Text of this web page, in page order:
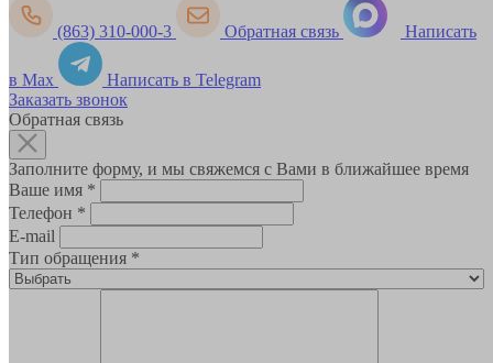
(863) 310-000-3 Обратная связь Написать
в Max
Написать в Telegram
Заказать звонок
Обратная связь
Заполните форму, и мы свяжемся с Вами в ближайшее время
Ваше имя *
Телефон *
E-mail
Тип обращения *